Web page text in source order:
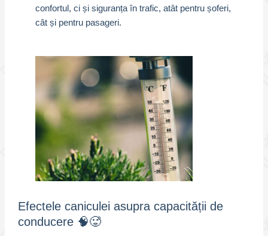
confortul, ci și siguranța în trafic, atât pentru șoferi,
cât și pentru pasageri.
Efectele caniculei asupra capacității de
conducere 🧠🥵